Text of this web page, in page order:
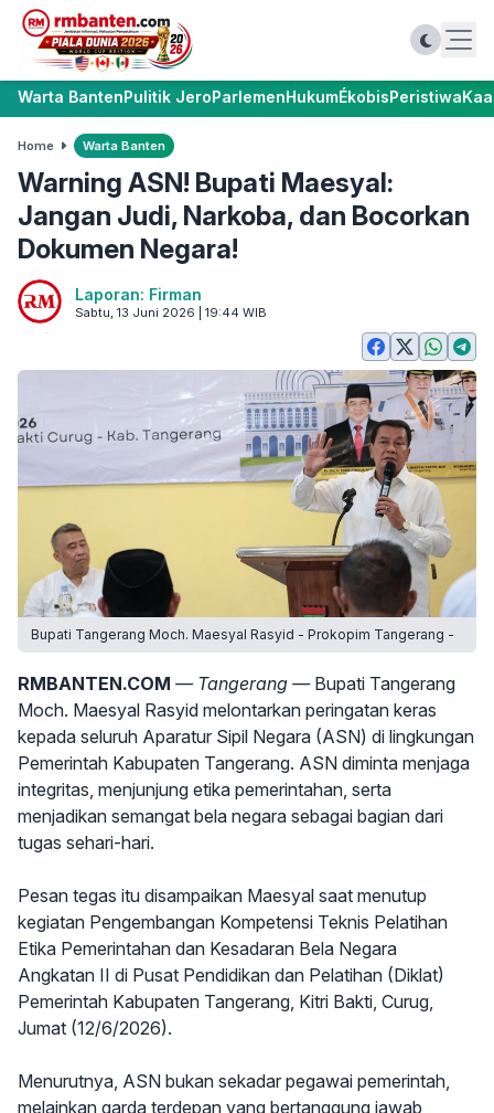
Warta BantenPulitik JeroParlemenHukumÉkobisPeristiwa
Home Warta Banten
Warning ASN! Bupati Maesyal:
Jangan Judi, Narkoba, dan Bocorkan
Dokumen Negara!
Laporan: Firman
Sabtu, 13 Juni 2026 | 19:44 WIB
Bupati Tangerang Moch. Maesyal Rasyid - Prokopim Tangerang -
RMBANTEN.COM — Tangerang —Bupati Tangerang
Moch. Maesyal Rasyid melontarkan peringatan keras
kepada seluruh Aparatur Sipil Negara (ASN) di lingkungan
Pemerintah Kabupaten Tangerang. ASN diminta menjaga
integritas, menjunjung etika pemerintahan, serta
menjadikan semangat bela negara sebagai bagian dari
tugas sehari-hari.
Pesan tegas itu disampaikan Maesyal saat menutup
kegiatan Pengembangan Kompetensi Teknis Pelatihan
Etika Pemerintahan dan Kesadaran Bela Negara
Angkatan II di Pusat Pendidikan dan Pelatihan (Diklat)
Pemerintah Kabupaten Tangerang, Kitri Bakti, Curug,
Jumat (12/6/2026).
Menurutnya, ASN bukan sekadar pegawai pemerintah,
melainkan garda terdepan yang bertanggung jawab